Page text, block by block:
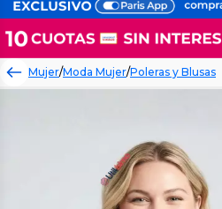
Mujer/Moda Mujer/Poleras y Blusas